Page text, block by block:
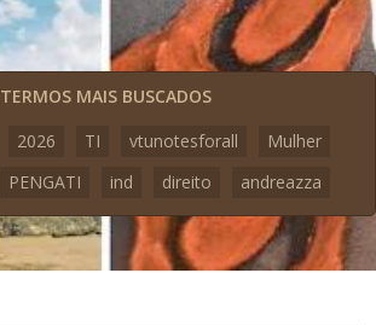
TERMOS MAIS BUSCADOS
2026 TI vtunotesforall
Mulher
PENGATI ind direito andreazza